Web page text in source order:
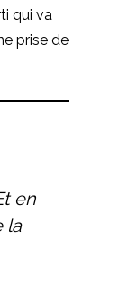
qui va
prise de
en
la